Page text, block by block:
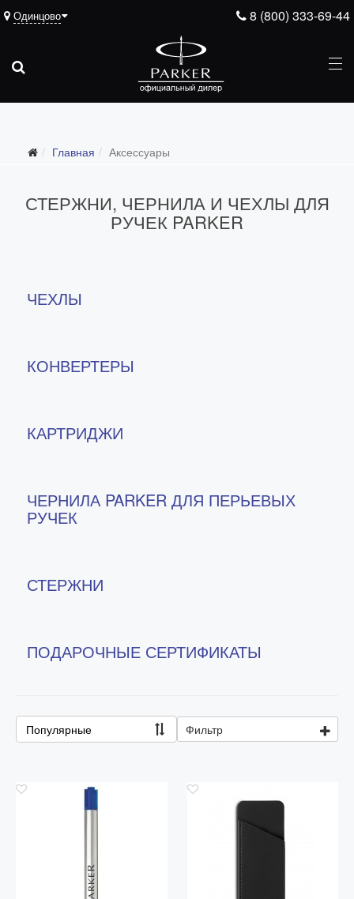
8 (800) 333-69-44
Одинцово
Главная Аксессуары
СТЕРЖНИ, ЧЕРНИЛА И ЧЕХЛЫ ДЛЯ
РУЧЕК PARKER
ЧЕХЛЫ
КОНВЕРТЕРЫ
КАРТРИДЖИ
ЧЕРНИЛА PARKER ДЛЯ ПЕРЬЕВЫХ
РУЧЕК
СТЕРЖНИ
ПОДАРОЧНЫЕ СЕРТИФИКАТЫ
Популярные Фильтр